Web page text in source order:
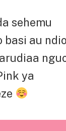
sehemu
basi au ndio
ya